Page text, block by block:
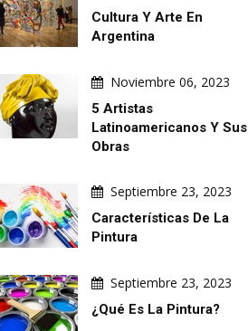
Cultura Y Arte En
Argentina
Noviembre 06, 2023
5 Artistas
Latinoamericanos Y Sus
Obras
Septiembre 23, 2023
Características De La
Pintura
Septiembre 23, 2023
¿Qué Es La Pintura?